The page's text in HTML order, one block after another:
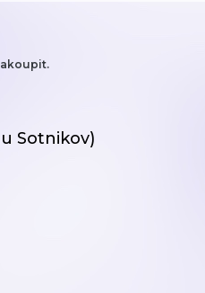
Sotnikov)